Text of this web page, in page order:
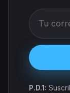
P.D.1: